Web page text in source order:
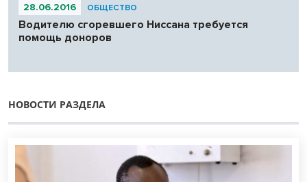
28.06.2016 ОБЩЕСТВО
Водителю сгоревшего Ниссана требуется
помощь доноров
НОВОСТИ РАЗДЕЛА